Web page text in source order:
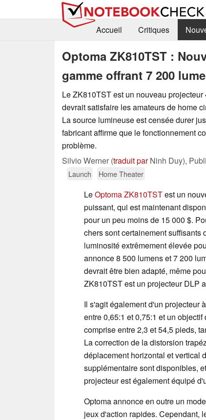
Accueil
Critiques
Optoma ZK810TST :
gamme offrant 7 200
Le ZK810TST est un nouveau
devrait satisfaire les amateurs de home
La source lumineuse est censée durer
fabricant affirme que le fonctionnement
problème.
Silvio Werner (traduit parNinh Duy),
Launch Home Theater
LeOptoma ZK810TSTest un
puissant, qui est maintenant
pour un peu moins de 15 000 $.
chers sont certainement
luminosité extrêmement élevée
annonce 8 500 lumens et 7 200
devrait être bien adapté, même
ZK810TST est un projecteur DLP
Il s'agit également d'un projecteur
entre 0,65:1 et 0,75:1 et un
comprise entre 2,3 et 54,5 pieds,
La correction de la distorsion
déplacement horizontal et vertical
supplémentaire sont disponibles,
projecteur est également équipé
Optoma annonce en outre un
jeux d'action rapides. Cependant,